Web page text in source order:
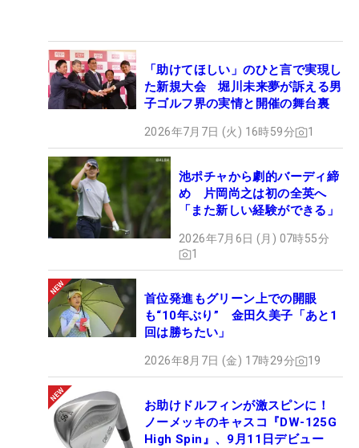
「助けてほしい」のひと言で実現し
た新規大会 堀川未来夢が訴える男
子ゴルフ界の実情と開催の舞台裏
2026年7月7日 (火) 16時59分 1
池ポチャから劇的バーディ締
め 片岡尚之は初の全英へ
「また新しい経験ができる」
2026年7月6日 (月) 07時55分
1
首位発進もグリーン上での開眼
も“10年ぶり” 金田久美子「あと1
回は勝ちたい」
2026年8月7日 (金) 17時29分 19
お助けドルフィンが激スピンに！
ノーメッキのキャスコ『DW-125G
High Spin』、9月11日デビュー